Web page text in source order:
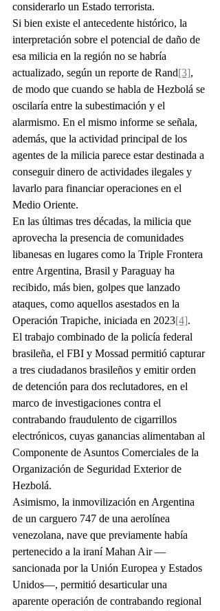
considerarlo un Estado terrorista.
Si bien existe el antecedente histórico, la
interpretación sobre el potencial de daño de
esa milicia en la región no se habría
actualizado, según un reporte de Rand[3],
de modo que cuando se habla de Hezbolá se
oscilaría entre la subestimación y el
alarmismo. En el mismo informe se señala,
además, que la actividad principal de los
agentes de la milicia parece estar destinada a
conseguir dinero de actividades ilegales y
lavarlo para financiar operaciones en el
Medio Oriente.
En las últimas tres décadas, la milicia que
aprovecha la presencia de comunidades
libanesas en lugares como la Triple Frontera
entre Argentina, Brasil y Paraguay ha
recibido, más bien, golpes que lanzado
ataques, como aquellos asestados en la
Operación Trapiche, iniciada en 2023[4].
El trabajo combinado de la policía federal
brasileña, el FBI y Mossad permitió capturar
a tres ciudadanos brasileños y emitir orden
de detención para dos reclutadores, en el
marco de investigaciones contra el
contrabando fraudulento de cigarrillos
electrónicos, cuyas ganancias alimentaban al
Componente de Asuntos Comerciales de la
Organización de Seguridad Exterior de
Hezbolá.
Asimismo, la inmovilización en Argentina
de un carguero 747 de una aerolínea
venezolana, nave que previamente había
pertenecido a la iraní Mahan Air —
sancionada por la Unión Europea y Estados
Unidos—, permitió desarticular una
aparente operación de contrabando regional